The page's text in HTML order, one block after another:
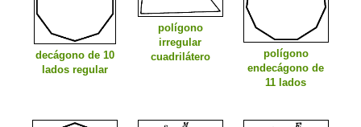
decágono de 10
lados regular
polígono
irregular
cuadrilátero
polígono
endecágono de
11 lados